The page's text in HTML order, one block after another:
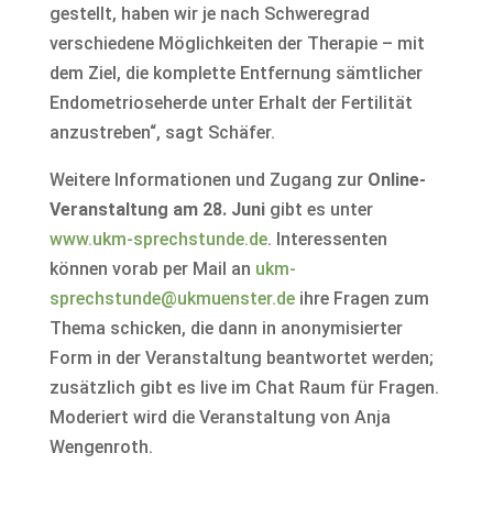
gestellt, haben wir je nach Schweregrad
verschiedene Möglichkeiten der Therapie – mit
dem Ziel, die komplette Entfernung sämtlicher
Endometrioseherde unter Erhalt der Fertilität
anzustreben“, sagt Schäfer.
Weitere Informationen und Zugang zur Online-
Veranstaltung am 28. Junigibt es unter
www.ukm-sprechstunde.de. Interessenten
können vorab per Mail an ukm-
sprechstunde@ukmuenster.deihre Fragen zum
Thema schicken, die dann in anonymisierter
Form in der Veranstaltung beantwortet werden;
zusätzlich gibt es live im Chat Raum für Fragen.
Moderiert wird die Veranstaltung von Anja
Wengenroth.